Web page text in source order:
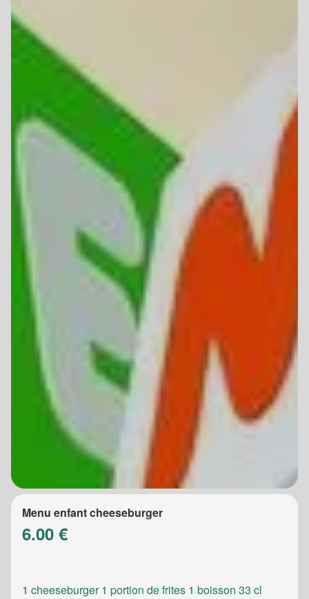
Menu enfant cheeseburger
6.00 €
1 cheeseburger 1 portion de frites 1 boisson 33 cl